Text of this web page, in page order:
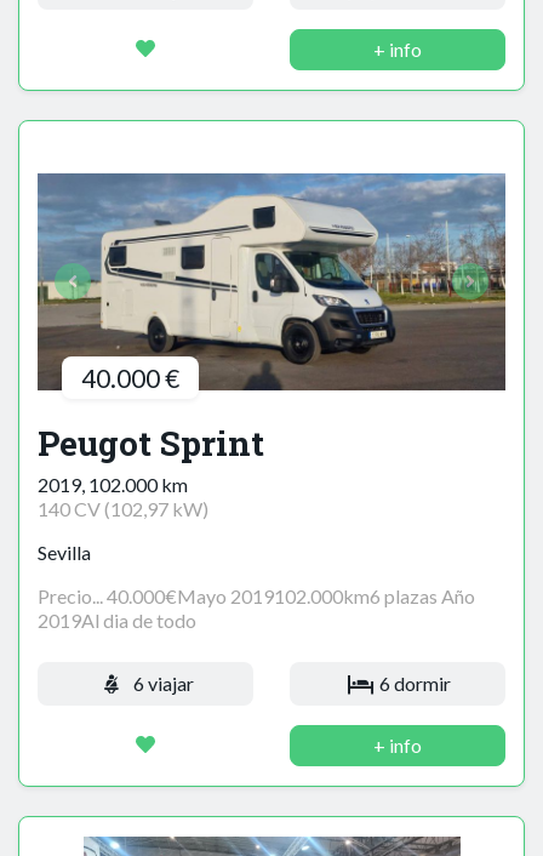
+ info
40.000 €
Peugot Sprint
2019, 102.000 km
140 CV (102,97 kW)
Sevilla
Precio... 40.000€Mayo 2019102.000km6 plazas Año
2019Al dia de todo
6 viajar 6 dormir
+ info